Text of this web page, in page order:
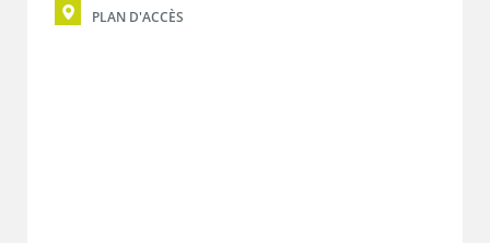
PLAN D'ACCÈS